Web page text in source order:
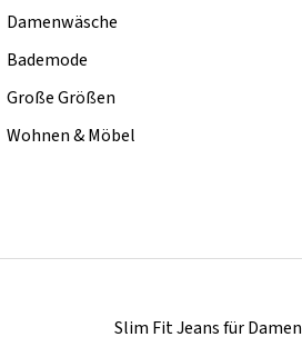
Damenwäsche
Bademode
Große Größen
Wohnen & Möbel
Slim Fit Jeans für Damen